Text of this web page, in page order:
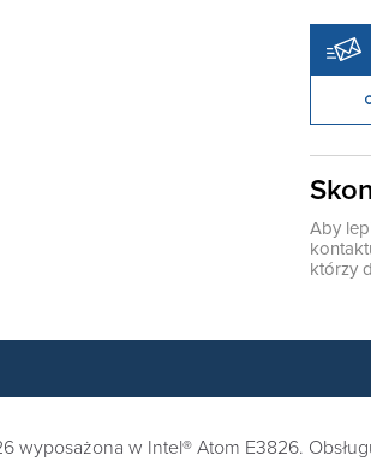
Aby
którzy
wyposażona w Intel® Atom E3826.